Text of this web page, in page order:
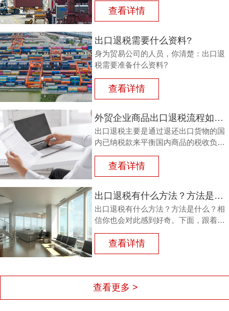
或半成品，加工制成产品出口时，退还
其已纳的进口税。
查看详情
出口退税需要什么资料?
身为贸易公司的人员，你清楚：出口退
税需要准备什么资料?
查看详情
外贸企业商品出口退税流程如何？鸿裕以鞋业公司申请出口退税为例
出口退税主要是通过退还出口货物的国
内已纳税款来平衡国内商品的税收负
品出口退税流程如何？能退多少？广州
鸿裕财税以下用案例说明。
查看详情
出口退税有什么方法？方法是什么？
出口退税有什么方法？方法是什么？相
信你也会对此感到好奇。下面，跟着广
州鸿裕财税一同了解一下。
查看详情
查看更多 >